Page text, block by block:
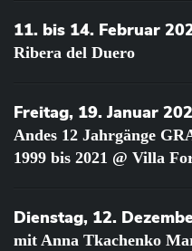
11. bis 14. Februar
Ribera del Duero
Freitag, 19. Januar
Andes 12 Jahrgänge
1999 bis 2021 @ Villa
Dienstag, 12.
mit Anna Tkachenko